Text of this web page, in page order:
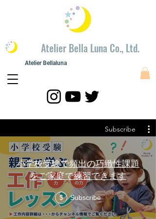
​Atelier Bella Luna Co., Ltd.
Atelier Bellaluna
Subscribe
小学校受験で頻出の巧緻性課題
をご家庭で練習できます
$ Subscribe